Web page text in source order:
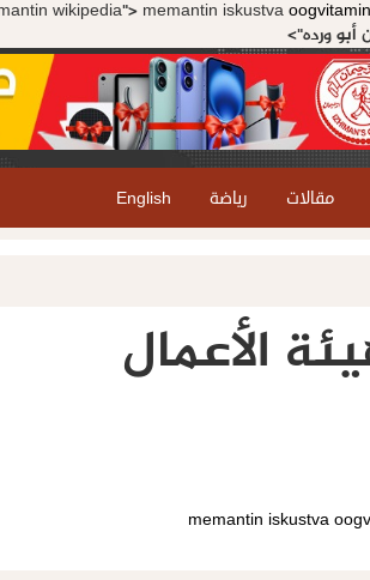
wikipedia"> memantin iskustva
أبو ورده">
مقالات رياضة English
الأعمال
memantin iskustva